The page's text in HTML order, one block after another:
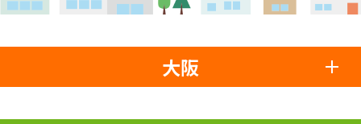
大阪